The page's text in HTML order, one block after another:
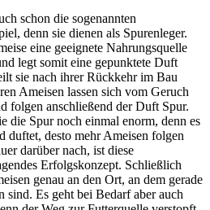
schon die sogenannten
denn sie dienen als Spurenleger.
eine geeignete Nahrungsquelle
legt somit eine gepunktete Duft
sie nach ihrer Rückkehr im Bau
Ameisen lassen sich vom Geruch
folgen anschließend der Duft Spur.
die Spur noch einmal enorm, denn es
duftet, desto mehr Ameisen folgen
darüber nach, ist diese
Erfolgskonzept. Schließlich
genau an den Ort, an dem gerade
sind. Es geht bei Bedarf aber auch